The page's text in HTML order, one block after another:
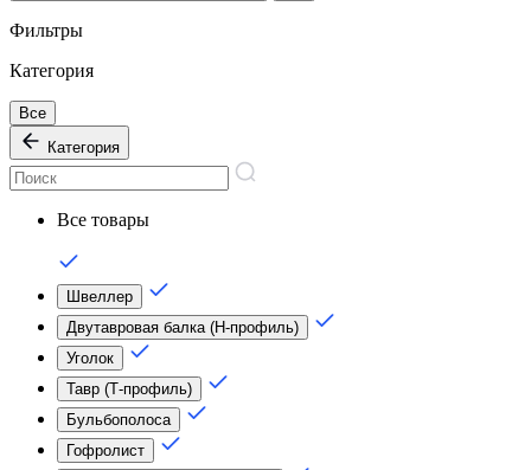
Фильтры
Категория
Все
Категория
Все товары
Швеллер
Двутавровая балка (Н-профиль)
Уголок
Тавр (Т-профиль)
Бульбополоса
Гофролист